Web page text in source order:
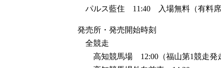
パルス藍住 11:40 入場無料（有料席
発売所・発売開始時刻
全競走
高知競馬場 12:00（福山第1競走発走